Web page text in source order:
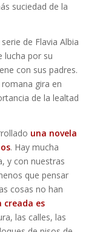
suciedad de la
de Flavia Albia
lucha por su
con sus padres.
gira en
de la lealtad
una novela
. Hay mucha
y con nuestras
que pensar
cosas no han
es
las calles, las